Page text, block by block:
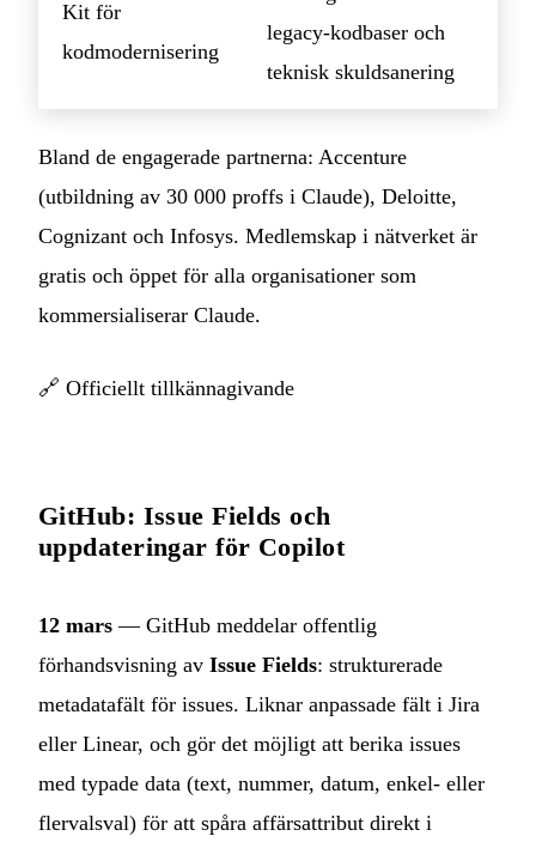
Kit för
kodmodernisering
legacy‑kodbaser och
teknisk skuldsanering
Bland de engagerade partnerna: Accenture
(utbildning av 30 000 proffs i Claude), Deloitte,
Cognizant och Infosys. Medlemskap i nätverket är
gratis och öppet för alla organisationer som
kommersialiserar Claude.
🔗 Officiellt tillkännagivande
GitHub: Issue Fields och
uppdateringar för Copilot
12 mars — GitHub meddelar offentlig
förhandsvisning av Issue Fields: strukturerade
metadatafält för issues. Liknar anpassade fält i Jira
eller Linear, och gör det möjligt att berika issues
med typade data (text, nummer, datum, enkel- eller
flervalsval) för att spåra affärsattribut direkt i